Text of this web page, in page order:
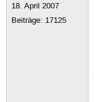
18. April 2007
Beiträge: 17125